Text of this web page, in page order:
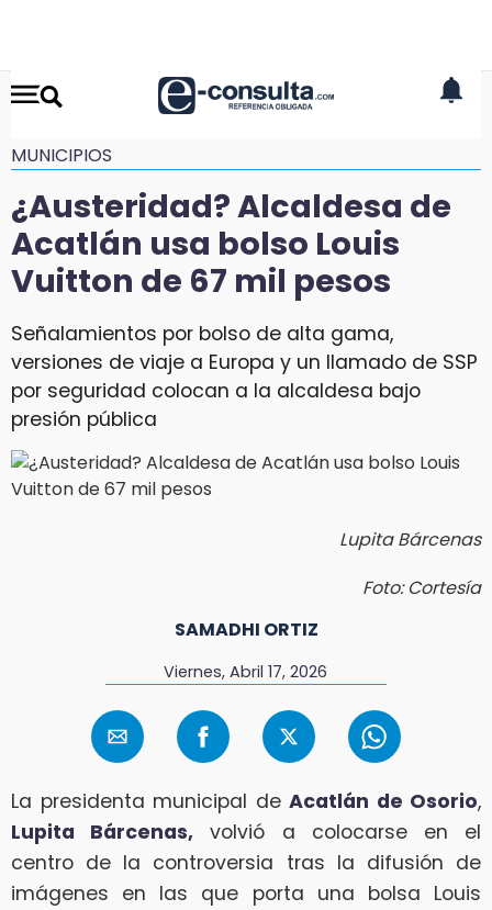
MUNICIPIOS
¿Austeridad? Alcaldesa de
Acatlán usa bolso Louis
Vuitton de 67 mil pesos
Señalamientos por bolso de alta gama,
versiones de viaje a Europa y un llamado de SSP
por seguridad colocan a la alcaldesa bajo
presión pública
Lupita Bárcenas
Foto: Cortesía
SAMADHI ORTIZ
Viernes, Abril 17, 2026
La presidenta municipal de Acatlán de Osorio,
Lupita Bárcenas, volvió a colocarse en el
centro de la controversia tras la difusión de
imágenes en las que porta una bolsa Louis